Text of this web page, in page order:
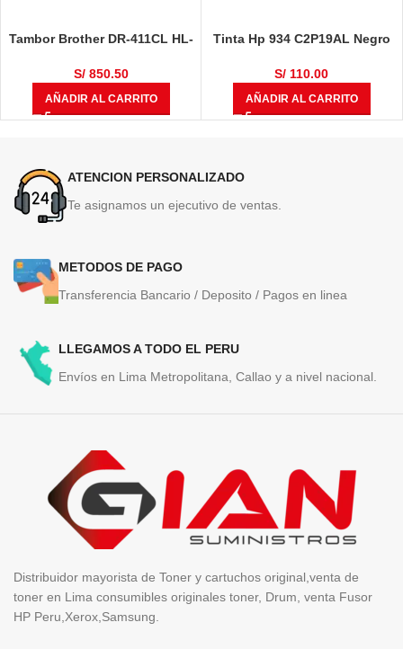
Tambor Brother DR-411CL HL-
MULTIF, MFC-L8610CDW, MFC-
L8900CDW 50,000 Páginas
S/850.50
AÑADIR AL CARRITO
Tinta Hp 934 C2P19AL Negro
S/ 110.00
AÑADIR AL CARRITO
ATENCION PERSONALIZADO
Te asignamos un ejecutivo de ventas.
METODOS DE PAGO
Transferencia Bancario / Deposito / Pagos en linea
LLEGAMOS A TODO EL PERU
Envíos en Lima Metropolitana, Callao y a nivel nacional.
Distribuidor mayorista de Toner y cartuchos original,venta de
toner en Lima consumibles originales toner, Drum, venta Fusor
HP Peru,Xerox,Samsung.